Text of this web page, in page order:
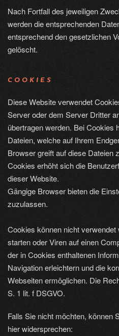
Nach Fortfall des jeweiligen
werden die entsprechenden
entsprechend den gesetzlichen
gelöscht.
COOKIES
Diese Website verwendet
Server oder dem Server Dritter
übertragen werden. Bei Cookies
Dateien, welche auf Ihrem
Browser greift auf diese Dateien
Cookies erhöht sich die
dieser Website.
Gängige Browser bieten die
zuzulassen.
Cookies können nicht
starten oder Viren auf einen
der in Cookies enthaltenen
Navigation erleichtern und die
Webseiten ermöglichen. Die
S. 1 lit. f DSGVO.
Falls Sie nicht möchten, können
hier widersprechen: